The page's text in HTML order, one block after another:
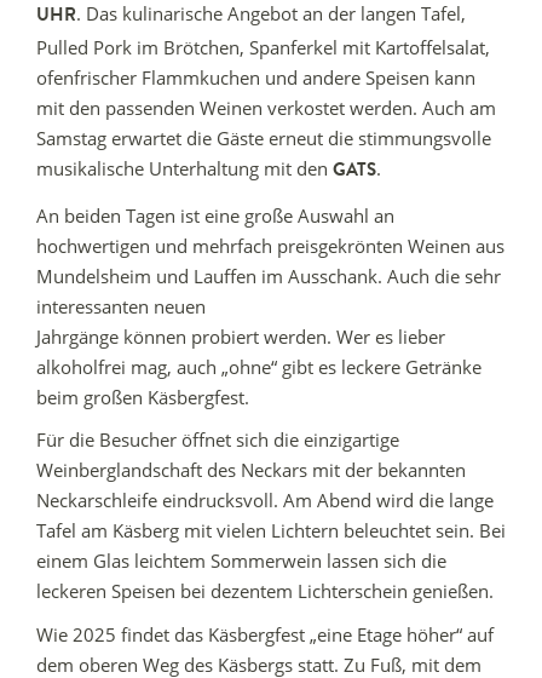
UHR. Das kulinarische Angebot an der langen Tafel,
Pulled Pork im Brötchen, Spanferkel mit Kartoffelsalat,
ofenfrischer Flammkuchen und andere Speisen kann
mit den passenden Weinen verkostet werden. Auch am
Samstag erwartet die Gäste erneut die stimmungsvolle
musikalische Unterhaltung mit den GATS.
An beiden Tagen ist eine große Auswahl an
hochwertigen und mehrfach preisgekrönten Weinen aus
Mundelsheim und Lauffen im Ausschank. Auch die sehr
interessanten neuen
Jahrgänge können probiert werden. Wer es lieber
alkoholfrei mag, auch „ohne“ gibt es leckere Getränke
beim großen Käsbergfest.
Für die Besucher öffnet sich die einzigartige
Weinberglandschaft des Neckars mit der bekannten
Neckarschleife eindrucksvoll. Am Abend wird die lange
Tafel am Käsberg mit vielen Lichtern beleuchtet sein. Bei
einem Glas leichtem Sommerwein lassen sich die
leckeren Speisen bei dezentem Lichterschein genießen.
Wie 2025 findet das Käsbergfest „eine Etage höher“ auf
dem oberen Weg des Käsbergs statt. Zu Fuß, mit dem